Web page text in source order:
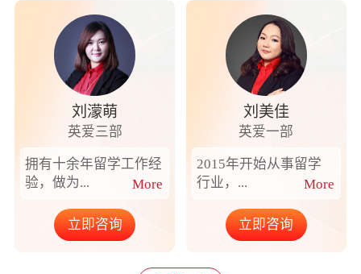
刘濛萌
英爱三部
拥有十余年留学工作经
验，做为...
More
立即咨询
刘美佳
英爱一部
2015年开始从事留学
行业，...
More
立即咨询